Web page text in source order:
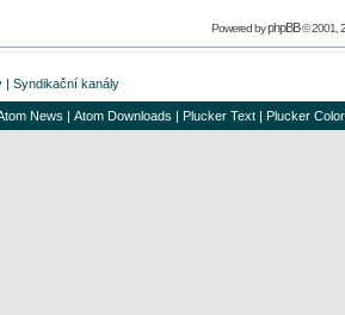
Powered byphpBB© 2001,
| Syndikační kanály
News | Atom Downloads | Plucker Text | Plucker Color